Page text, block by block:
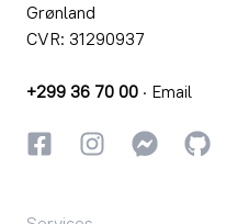
Grønland
CVR: 31290937
+299 36 70 00 · Email
FacebookInstagramInstagram
GitHub